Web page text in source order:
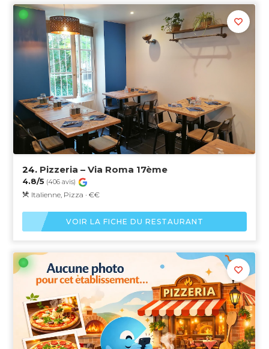
24. Pizzeria – Via Roma 17ème
4.8/5 (406 avis)
Italienne, Pizza · €€
VOIR LA FICHE DU RESTAURANT